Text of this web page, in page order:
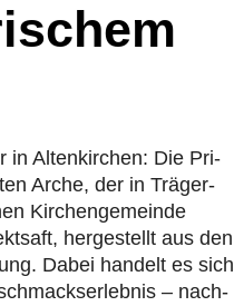
in Alten­kir­chen: Die Pri­
Arche, der in Trä­ger­
Kir­chen­ge­meinde
her­ge­stellt aus den
Dabei handelt es sich
– nach­